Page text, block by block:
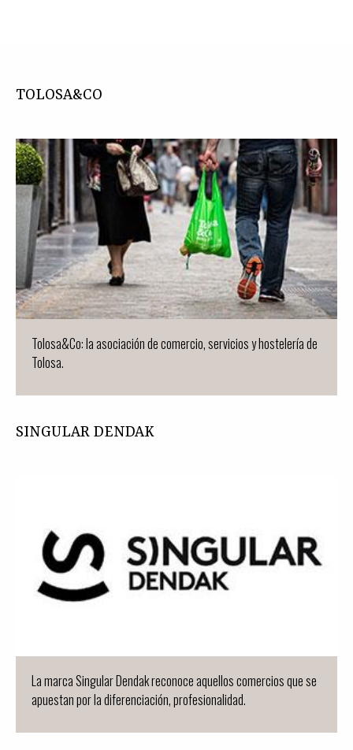
TOLOSA&CO
Tolosa&Co: la asociación de comercio, servicios y hostelería de
Tolosa.
SINGULAR DENDAK
La marca Singular Dendak reconoce aquellos comercios que se
apuestan por la diferenciación, profesionalidad.